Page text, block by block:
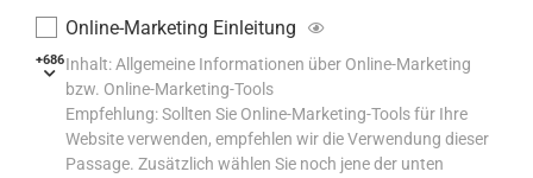
+686
Online-Marketing Einleitung
Inhalt: Allgemeine Informationen über Online-Marketing
bzw. Online-Marketing-Tools
Empfehlung: Sollten Sie Online-Marketing-Tools für Ihre
Website verwenden, empfehlen wir die Verwendung dieser
Passage. Zusätzlich wählen Sie noch jene der unten